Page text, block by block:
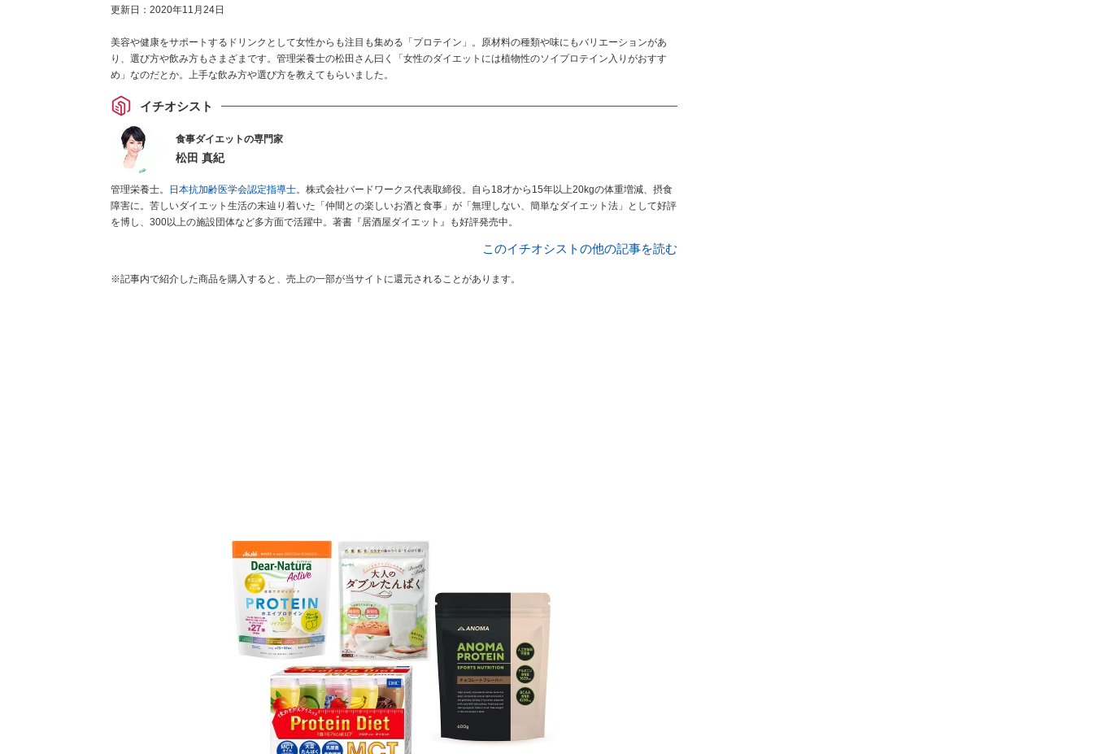
更新日： 2020年11月24日
美容や健康をサポートするドリンクとして女性からも注目も集める「プロテイン」。原材料の種類や味にもバリエーションがあ
り、選び方や飲み方もさまざまです。管理栄養士の松田さん曰く「女性のダイエットには植物性のソイプロテイン入りがおすす
め」なのだとか。上手な飲み方や選び方を教えてもらいました。
イチオシスト
食事ダイエットの専門家
松田 真紀
管理栄養士。 日本抗加齢医学会認定指導士。株式会社バードワークス代表取締役。自ら18才から15年以上20kgの体重増減、摂食
障害に。苦しいダイエット生活の末辿り着いた「仲間との楽しいお酒と食事」が「無理しない、簡単なダイエット法」として好評
を博し、300以上の施設団体など多方面で活躍中。著書『居酒屋ダイエット』も好評発売中。
このイチオシストの他の記事を読む
※記事内で紹介した商品を購入すると、売上の一部が当サイトに還元されることがあります。